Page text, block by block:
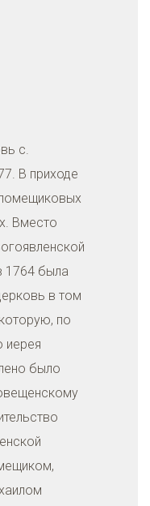
с.
В приходе
Вместо
1764 была
в том
по
иерея
было